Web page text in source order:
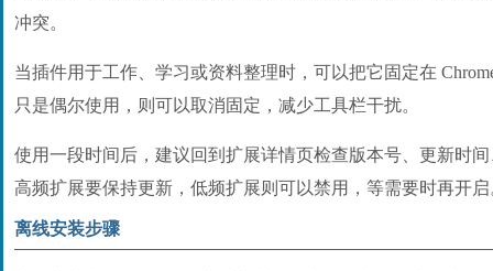
冲突。
当插件用于工作、学习或资料整理时，可以把它固定在
只是偶尔使用，则可以取消固定，减少工具栏干扰。
使用一段时间后，建议回到扩展详情页检查版本号、更新时
高频扩展要保持更新，低频扩展则可以禁用，等需要时再开启
离线安装步骤